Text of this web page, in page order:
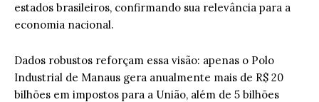
estados brasileiros, confirmando sua relevância para a
economia nacional.
Dados robustos reforçam essa visão: apenas o Polo
Industrial de Manaus gera anualmente mais de R$ 20
bilhões em impostos para a União, além de 5 bilhões